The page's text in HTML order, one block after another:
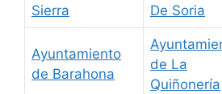
Sierra
De Soria
Ayuntamiento
de Barahona
de La
Quiñonería